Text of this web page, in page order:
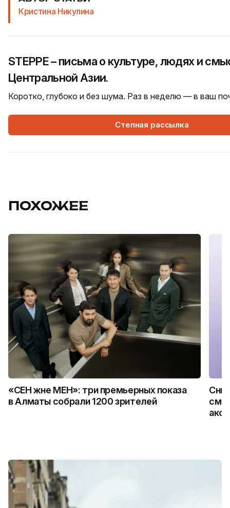
Кристина Никулина
STEPPE – письма о культуре, людях и
Центральной Азии.
Коротко, глубоко и без шума. Раз в неделю — в ваш
Степная рассылка
ПОХОЖЕЕ
«СЕН және МЕН»: три премьерных показа
в Алматы собрали 1200 зрителей